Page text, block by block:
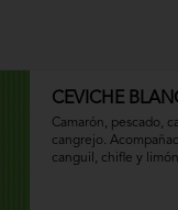
CEVICHE
Camarón, pescado,
cangrejo.
canguil, chifle y